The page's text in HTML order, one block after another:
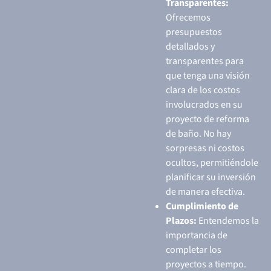
Transparentes:
Ofrecemos
presupuestos
detallados y
transparentes para
que tenga una visión
clara de los costos
involucrados en su
proyecto de reforma
de baño. No hay
sorpresas ni costos
ocultos, permitiéndole
planificar su inversión
de manera efectiva.
Cumplimiento de
Plazos: Entendemos la
importancia de
completar los
proyectos a tiempo.